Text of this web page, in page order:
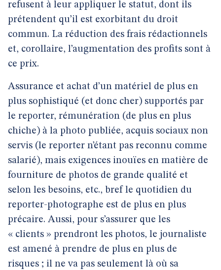
refusent à leur appliquer le statut, dont ils
prétendent qu’il est exorbitant du droit
commun. La réduction des frais rédactionnels
et, corollaire, l’augmentation des profits sont à
ce prix.
Assurance et achat d’un matériel de plus en
plus sophistiqué (et donc cher) supportés par
le reporter, rémunération (de plus en plus
chiche) à la photo publiée, acquis sociaux non
servis (le reporter n’étant pas reconnu comme
salarié), mais exigences inouïes en matière de
fourniture de photos de grande qualité et
selon les besoins, etc., bref le quotidien du
reporter-photographe est de plus en plus
précaire. Aussi, pour s’assurer que les
« clients » prendront les photos, le journaliste
est amené à prendre de plus en plus de
risques ; il ne va pas seulement là où sa